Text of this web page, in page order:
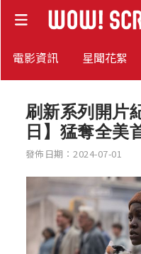
電影資訊 星聞花絮
刷新系列開片
日】猛奪全美
發佈日期：2024-07-01